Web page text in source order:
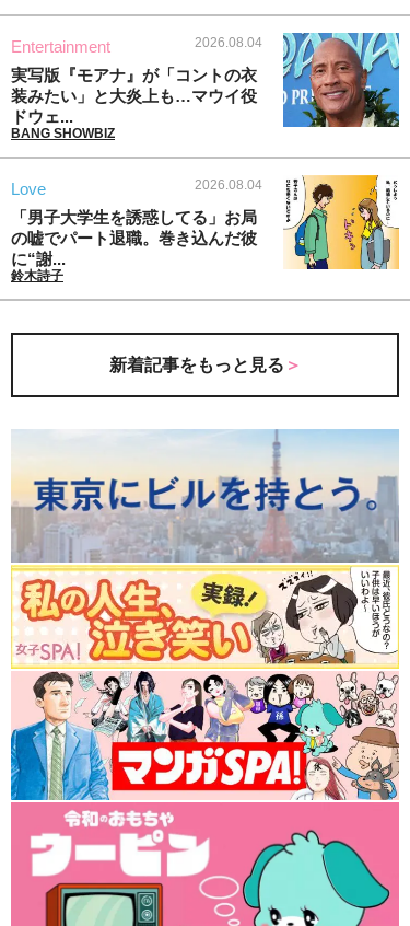
Entertainment 2026.08.04
実写版『モアナ』が「コントの衣
装みたい」と大炎上も…マウイ役
ドウェ...
BANG SHOWBIZ
Love 2026.08.04
「男子大学生を誘惑してる」お局
の嘘でパート退職。巻き込んだ彼
に“謝...
鈴木詩子
新着記事をもっと見る